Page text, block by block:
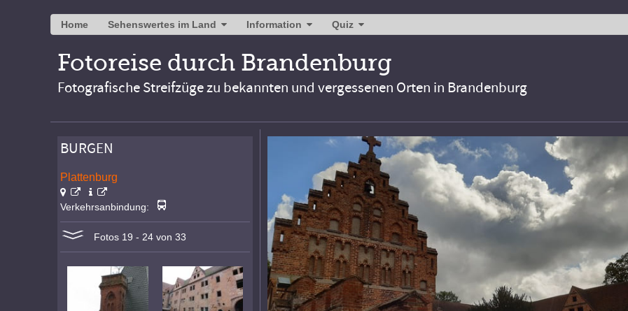
Home Sehenswertes im Land Information Quiz
Fotoreise durch Brandenburg
Fotografische Streifzüge zu bekannten und vergessenen Orten in Brandenburg
BURGEN
Plattenburg
Verkehrsanbindung:
Fotos 19 - 24 von 33